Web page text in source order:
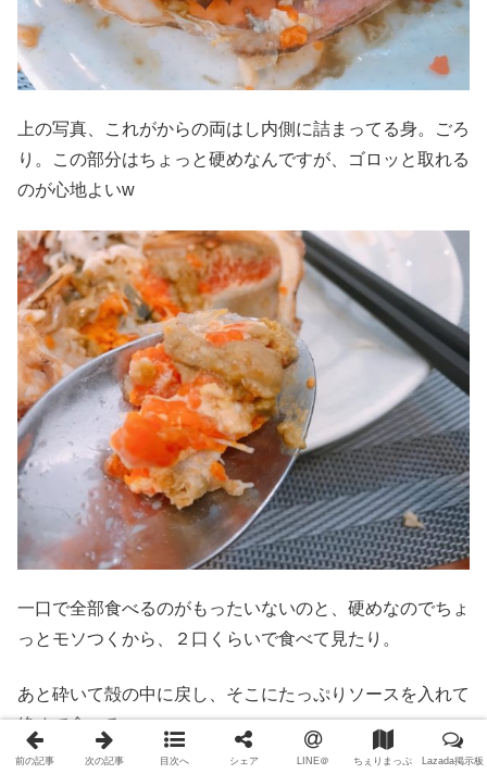
上の写真、これがからの両はし内側に詰まってる身。ごろ
り。この部分はちょっと硬めなんですが、ゴロッと取れる
のが心地よいw
一口で全部食べるのがもったいないのと、硬めなのでちょ
っとモソつくから、２口くらいで食べて見たり。
あと砕いて殻の中に戻し、そこにたっぷりソースを入れて
絡めて食べる。
前の記事 次の記事 目次へ シェア LINE＠ ちぇりまっぷ Lazada掲示板